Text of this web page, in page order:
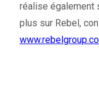
réalise également
plus sur Rebel,